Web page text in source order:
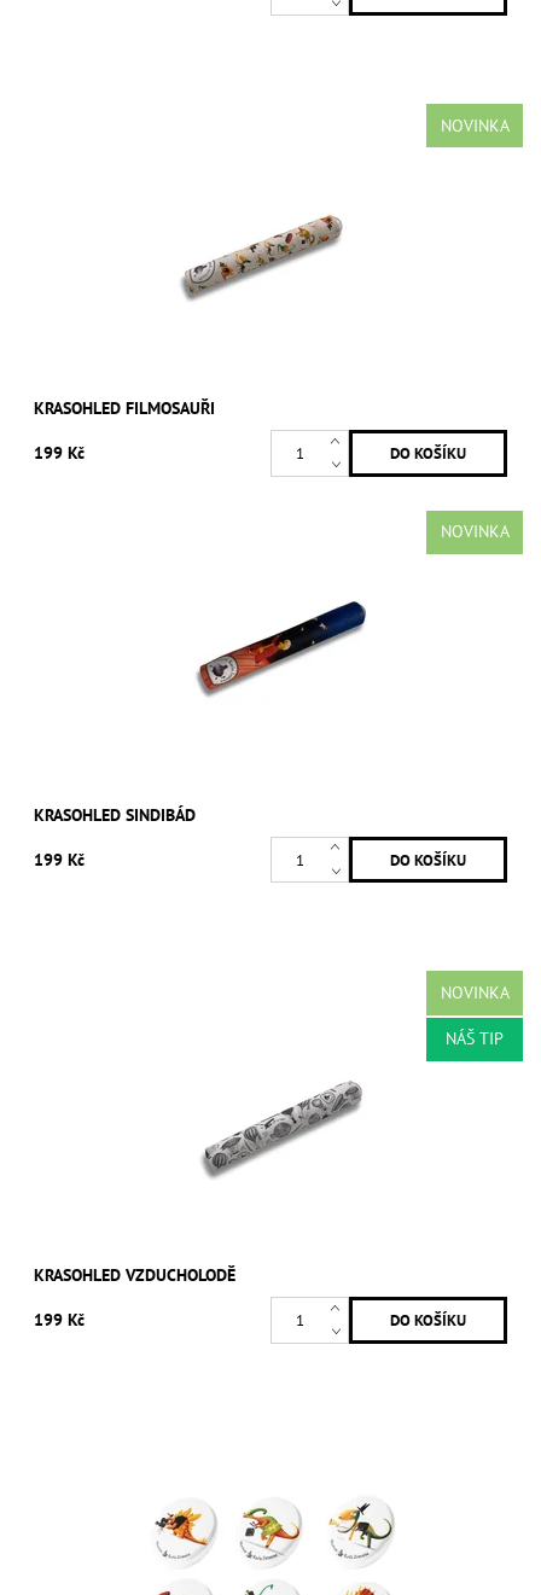
NOVINKA
KRASOHLED FILMOSAUŘI
199 Kč
NOVINKA
KRASOHLED SINDIBÁD
199 Kč
NOVINKA
NÁŠ TIP
KRASOHLED VZDUCHOLODĚ
199 Kč